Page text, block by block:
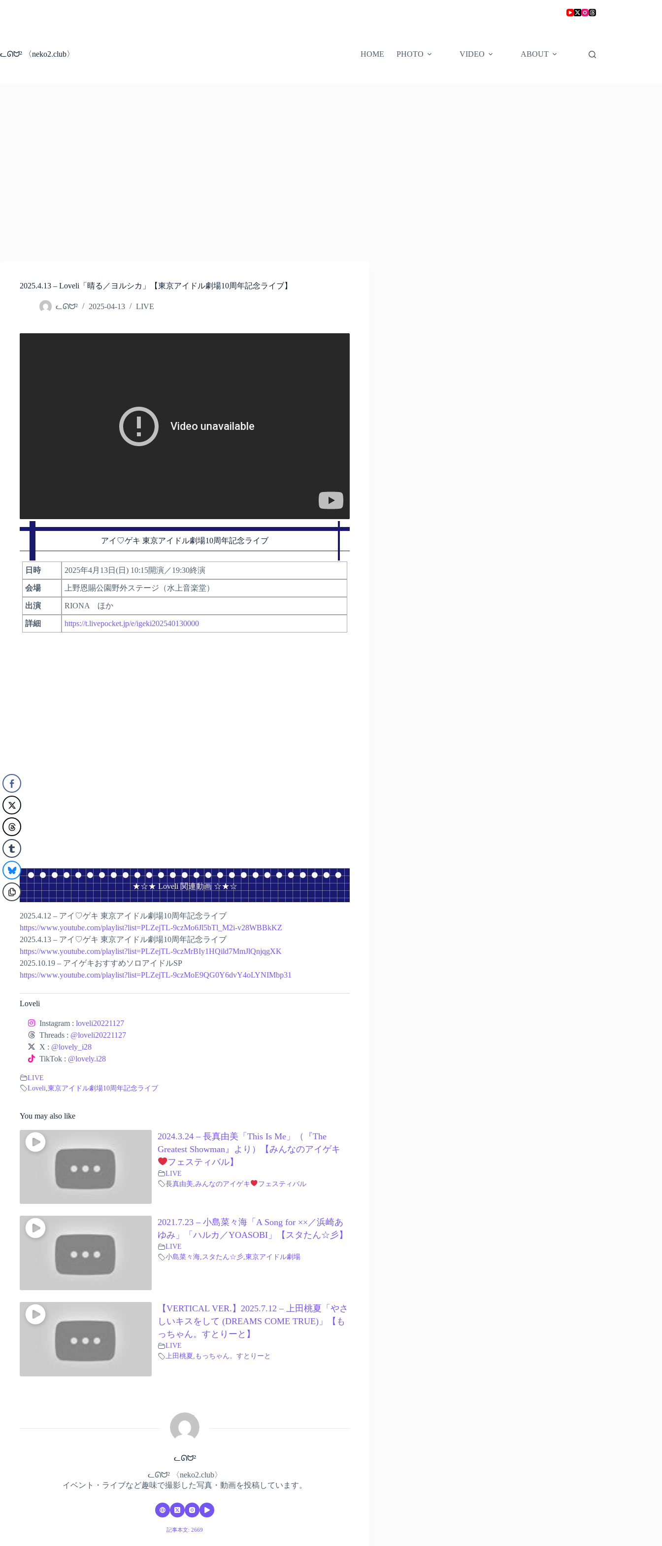
へ
ᓚᘏᗢ² 〈neko2.club〉 HOME PHOTO VIDEO ABOUT
2025.4.13 – Loveli「晴る／ヨルシカ」【東京アイドル劇場10周年記念ライブ】
ᓚᘏᗢ² 2025-04-13 LIVE
アイ♡ゲキ 東京アイドル劇場10周年記念ライブ
日時 2025年4月13日(日) 10:15開演／19:30終演
会場 上野恩賜公園野外ステージ（水上音楽堂）
出演 RIONA ほか
詳細 https://t.livepocket.jp/e/igeki202540130000
★☆★ Loveli 関連動画 ☆★☆
2025.4.12 – アイ♡ゲキ 東京アイドル劇場10周年記念ライブ
https://www.youtube.com/playlist?list=PLZejTL-9czMo6Jl5bTl_M2i-v28WBBkKZ
2025.4.13 – アイ♡ゲキ 東京アイドル劇場10周年記念ライブ
https://www.youtube.com/playlist?list=PLZejTL-9czMrBIy1HQild7MmJlQnjqgXK
2025.10.19 – アイゲキおすすめソロアイドルSP
https://www.youtube.com/playlist?list=PLZejTL-9czMoE9QG0Y6dvY4oLYNIMbp31
Loveli
Instagram : loveli20221127
Threads : @loveli20221127
X : @lovely_i28
TikTok : @lovely.i28
LIVE
Loveli 東京アイドル劇場10周年記念ライブ
You may also like
2024.3.24 – 長真由美「This Is Me」（『The
Greatest Showman』より）【みんなのアイゲキ
フェスティバル】
LIVE
長真由美 みんなのアイゲキ フェスティバル
2021.7.23 – 小島菜々海「A Song for ××／浜崎あ
ゆみ」「ハルカ／YOASOBI」【スタたん☆彡】
LIVE
小島菜々海,スタたん☆彡,東京アイドル劇場
【VERTICAL VER.】2025.7.12 – 上田桃夏「やさ
しいキスをして (DREAMS COME TRUE)」【も
っちゃん。すとりーと】
LIVE
上田桃夏 もっちゃん。すとりーと
ᓚᘏᗢ²
ᓚᘏᗢ² 〈neko2.club〉
イベント・ライブなど趣味で撮影した写真・動画を投稿しています。
記事本文: 2669